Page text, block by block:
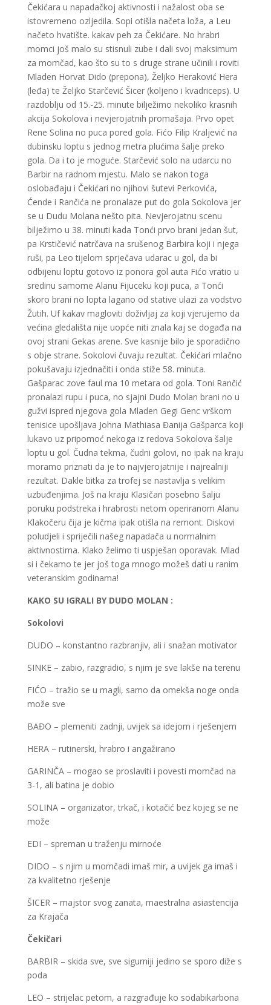
Čekićara u napadačkoj aktivnosti i nažalost oba se
istovremeno ozljedila. Sopi otišla načeta loža, a Leu
načeto hvatište. kakav peh za Čekićare. No hrabri
momci još malo su stisnuli zube i dali svoj maksimum
za momčad, kao što su to s druge strane učinili i roviti
Mladen Horvat Dido (prepona), Željko Heraković Hera
(leđa) te Željko Starčević Šicer (koljeno i kvadriceps). U
razdoblju od 15.-25. minute bilježimo nekoliko krasnih
akcija Sokolova i nevjerojatnih promašaja. Prvo opet
Rene Solina no puca pored gola. Fićo Filip Kraljević na
dubinsku loptu s jednog metra plućima šalje preko
gola. Da i to je moguće. Starčević solo na udarcu no
Barbir na radnom mjestu. Malo se nakon toga
oslobađaju i Čekićari no njihovi šutevi Perkovića,
Ćende i Rančića ne pronalaze put do gola Sokolova jer
se u Dudu Molana nešto pita. Nevjerojatnu scenu
bilježimo u 38. minuti kada Tonći prvo brani jedan šut,
pa Krstičević natrčava na srušenog Barbira koji i njega
ruši, pa Leo tijelom sprječava udarac u gol, da bi
odbijenu loptu gotovo iz ponora gol auta Fićo vratio u
sredinu samome Alanu Fijuceku koji puca, a Tonći
skoro brani no lopta lagano od stative ulazi za vodstvo
Žutih. Uf kakav magloviti doživljaj za koji vjerujemo da
većina gledališta nije uopće niti znala kaj se događa na
ovoj strani Gekas arene. Sve kasnije bilo je sporadično
s obje strane. Sokolovi čuvaju rezultat. Čekićari mlačno
pokušavaju izjednačiti i onda stiže 58. minuta.
Gašparac zove faul ma 10 metara od gola. Toni Rančić
pronalazi rupu i puca, no sjajni Dudo Molan brani no u
gužvi ispred njegova gola Mladen Gegi Genc vrškom
tenisice upošljava Johna Mathiasa Đanija Gašparca koji
lukavo uz pripomoć nekoga iz redova Sokolova šalje
loptu u gol. Čudna tekma, čudni golovi, no ipak na kraju
moramo priznati da je to najvjerojatnije i najrealniji
rezultat. Dakle bitka za trofej se nastavlja s velikim
uzbuđenjima. Još na kraju Klasičari posebno šalju
poruku podstreka i hrabrosti netom operiranom Alanu
Klakočeru čija je kičma ipak otišla na remont. Diskovi
poludjeli i spriječili našeg napadača u normalnim
aktivnostima. Klako želimo ti uspješan oporavak. Mlad
si i čekamo te jer još toga mnogo možeš dati u ranim
veteranskim godinama!
KAKO SU IGRALI BY DUDO MOLAN :
Sokolovi
DUDO – konstantno razbranjiv, ali i snažan motivator
SINKE – zabio, razgradio, s njim je sve lakše na terenu
FIĆO – tražio se u magli, samo da omekša noge onda
može sve
BAĐO – plemeniti zadnji, uvijek sa idejom i rješenjem
HERA – rutinerski, hrabro i angažirano
GARINČA – mogao se proslaviti i povesti momčad na
3-1, ali batina je dobio
SOLINA – organizator, trkač, i kotačić bez kojeg se ne
može
EDI – spreman u traženju mirnoće
DIDO – s njim u momčadi imaš mir, a uvijek ga imaš i
za kvalitetno rješenje
ŠICER – majstor svog zanata, maestralna asiastencija
za Krajača
Čekičari
BARBIR – skida sve, sve sigurniji jedino se sporo diže s
poda
LEO – strijelac petom, a razgrađuje ko sodabikarbona